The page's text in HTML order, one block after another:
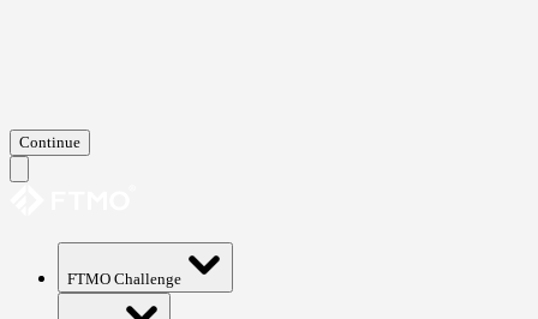
Continue
FTMO Challenge